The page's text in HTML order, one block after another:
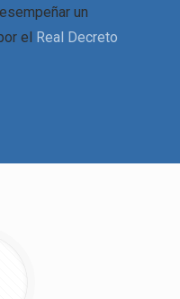
un
el
Real Decreto